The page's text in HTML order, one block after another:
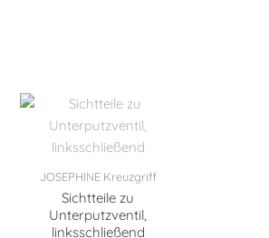
JOSEPHINE Kreuzgriff
Sichtteile zu
Unterputzventil,
linksschließend